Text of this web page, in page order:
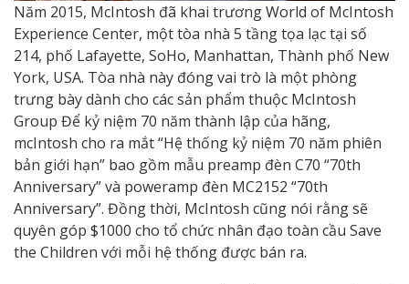
Năm 2015, McIntosh đã khai trương World of McIntosh
Experience Center, một tòa nhà 5 tầng tọa lạc tại số
214, phố Lafayette, SoHo, Manhattan, Thành phố New
York, USA. Tòa nhà này đóng vai trò là một phòng
trưng bày dành cho các sản phẩm thuộc McIntosh
Group Để kỷ niệm 70 năm thành lập của hãng,
mcIntosh cho ra mắt “Hệ thống kỷ niệm 70 năm phiên
bản giới hạn” bao gồm mẫu preamp đèn C70 “70th
Anniversary” và poweramp đèn MC2152 “70th
Anniversary”. Đồng thời, McIntosh cũng nói rằng sẽ
quyên góp $1000 cho tổ chức nhân đạo toàn cầu Save
the Children với mỗi hệ thống được bán ra.